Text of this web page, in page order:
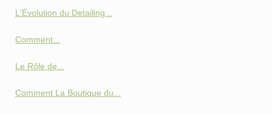
L'Évolution du Detailing...
Comment...
Le Rôle de...
Comment La Boutique du...